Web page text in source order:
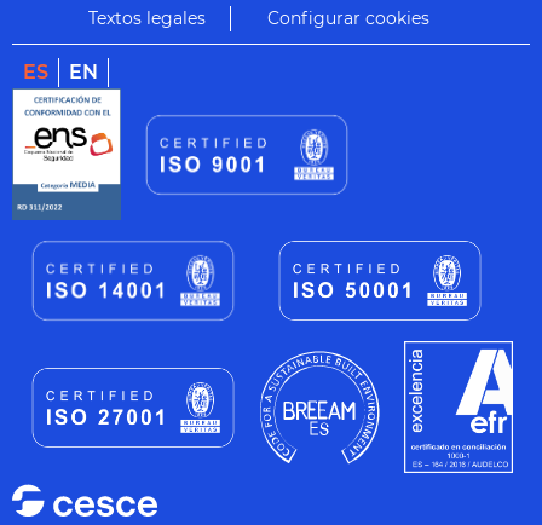
Textos legales Configurar cookies
ES EN